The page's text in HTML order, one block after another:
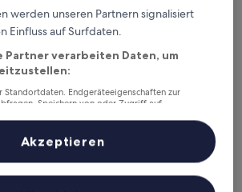
Resort, Gold Coast
werden unseren Partnern signalisiert
Einfluss auf Surfdaten.
Partner verarbeiten Daten, um
Standortdaten. Endgeräteeigenschaften zur
Speichern von oder Zugriff auf
Werbeleistung und der Performance von Inhalten,
sowie Entwicklung und Verbesserung von
Akzeptieren